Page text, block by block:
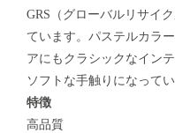
GRS（グローバルリサイ
ています。パステルカラ
アにもクラシックなイン
ソフトな手触りになってい
特徴
高品質